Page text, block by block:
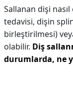
Sallanan dişi nasıl
tedavisi, dişin
birleştirilmesi)
olabilir. Diş
durumlarda, ne